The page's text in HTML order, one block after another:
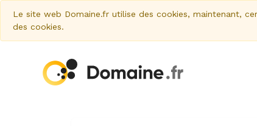
Le site web Domaine.fr utilise des cookies, maintenant,
des cookies.